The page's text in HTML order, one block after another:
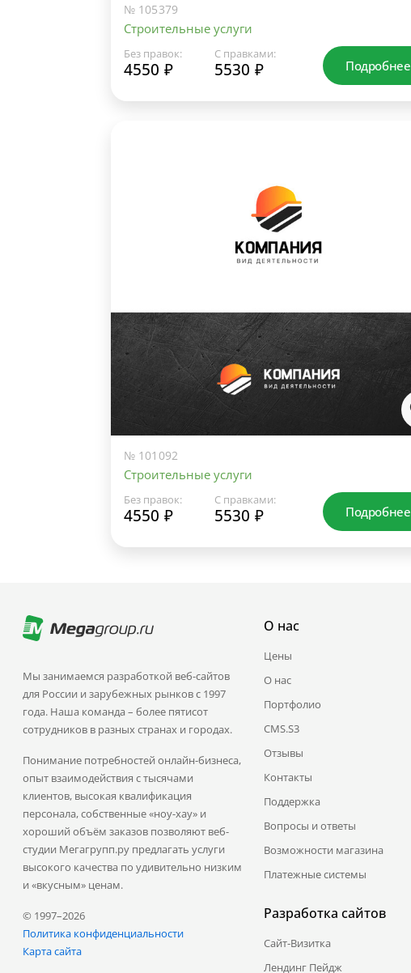
№ 105379
Строительные услуги
Без правок:
4550 ₽
С правками:
5530 ₽ Подробнее
№ 101092
Строительные услуги
Без правок:
4550 ₽
С правками:
5530 ₽ Подробнее
Мы занимаемся разработкой веб-сайтов
для России и зарубежных рынков с 1997
года. Наша команда – более пятисот
сотрудников в разных странах и городах.
Понимание потребностей онлайн-бизнеса,
опыт взаимодействия с тысячами
клиентов, высокая квалификация
персонала, собственные «ноу-хау» и
хороший объём заказов позволяют веб-
студии Мегагрупп.ру предлагать услуги
высокого качества по удивительно низким
и «вкусным» ценам.
© 1997–2026
Политика конфиденциальности
Карта сайта
О нас
Цены
О нас
Портфолио
CMS.S3
Отзывы
Контакты
Поддержка
Вопросы и ответы
Возможности магазина
Платежные системы
Разработка сайтов
Сайт-Визитка
Лендинг Пейдж